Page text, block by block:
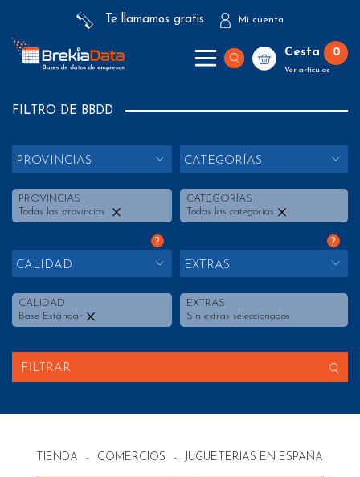
Te llamamos gratis Mi cuenta
Cesta 0
Ver artículos
FILTRO DE BBDD
PROVINCIAS
PROVINCIAS
Todas las provincias
CATEGORÍAS
CATEGORÍAS
Todas las categorías
?
CALIDAD
CALIDAD
Base Estándar
?
EXTRAS
EXTRAS
Sin extras seleccionados
FILTRAR
TIENDA - COMERCIOS - JUGUETERIAS EN ESPAÑA